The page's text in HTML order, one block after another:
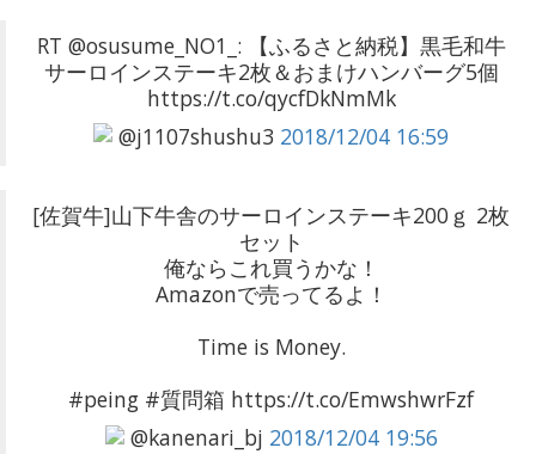
RT @osusume_NO1_: 【ふるさと納税】黒毛和牛
サーロインステーキ2枚＆おまけハンバーグ5個
https://t.co/qycfDkNmMk
@j1107shushu3 2018/12/04 16:59
[佐賀牛]山下牛舎のサーロインステーキ200ｇ 2枚
セット
俺ならこれ買うかな！
Amazonで売ってるよ！
Time is Money.
#peing #質問箱 https://t.co/EmwshwrFzf
@kanenari_bj 2018/12/04 19:56